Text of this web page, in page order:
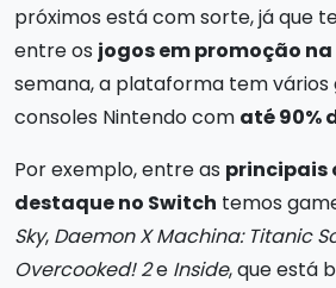
próximos está com sorte, já que
entre os jogos em promoção na
semana, a plataforma tem vários
consoles Nintendo com até 90%
Por exemplo, entre as principais
destaque no Switch temos
Sky, Daemon X Machina: Titanic
Overcooked! 2e Inside, que está